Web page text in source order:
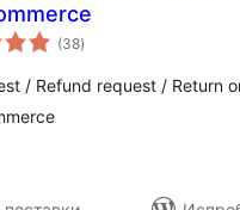
(38укупних
оцена
)
/ Refund request / Return